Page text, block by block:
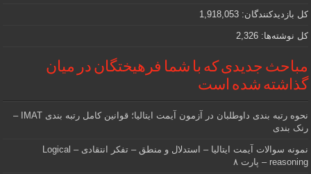
کل بازدیدکنند‌گان: 1,918,053
کل نوشته‌ها: 2,326
مباحث جدیدی که با شما فرهیختگان در میان
گذاشته شده است
نحوه رتبه بندی داوطلبان در آزمون آیمت ایتالیا؛ قوانین کامل رتبه بندی IMAT –
رنک بندی
نمونه سوالات آیمت ایتالیا – استدلال و منطق – تفکر انتقادی – Logical
reasoning – پارت ۸